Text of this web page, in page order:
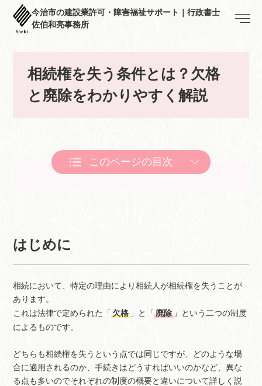
今治市の建設業許可・障害福祉サポート｜行政書士
佐伯和亮事務所
相続権を失う条件とは？欠格
と廃除をわかりやすく解説
このページの目次
はじめに
相続において、特定の理由により相続人が相続権を失うことが
あります。
これは法律で定められた「欠格 」と「廃除 」という二つの制度
によるものです。
どちらも相続権を失うという点では同じですが、どのような場
合に適用されるのか、手続きはどうすればいいのかなど、異な
る点も多いのでそれぞれの制度の概要と違いについて詳しく説